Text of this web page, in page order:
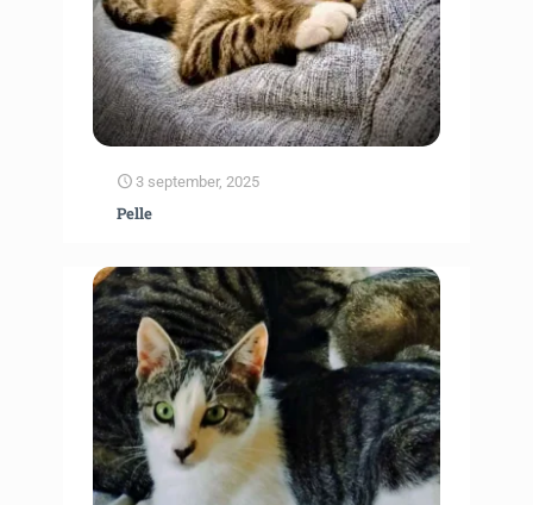
3 september, 2025
Pelle